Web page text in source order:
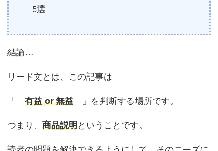
5選
結論…
リード文とは、この記事は
「 有益 or 無益 」を判断する場所です。
つまり、 商品説明ということです。